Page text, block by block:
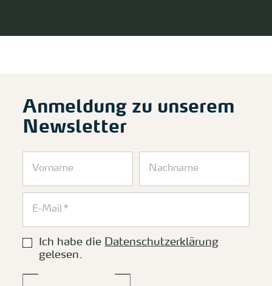
Anmeldung zu unserem
Newsletter
Ich habe die Datenschutzerklärung
gelesen.